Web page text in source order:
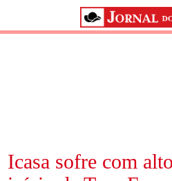
Icasa sofre com